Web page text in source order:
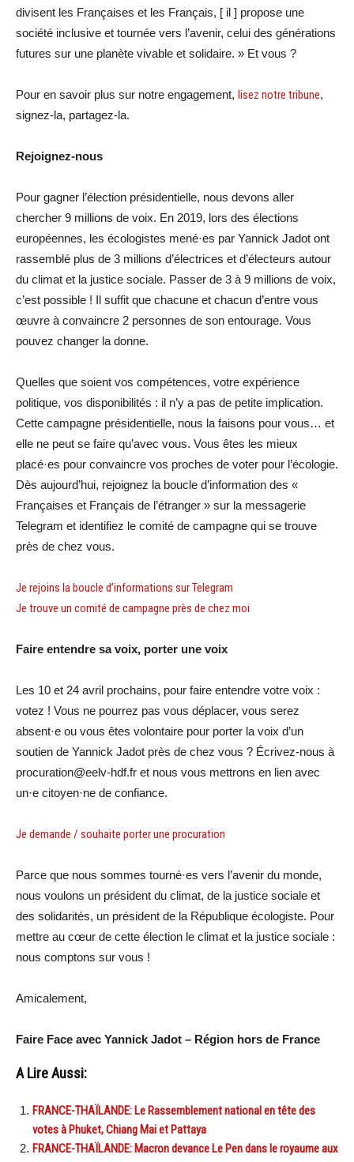
divisent les Françaises et les Français, [ il ] propose une
société inclusive et tournée vers l’avenir, celui des générations
futures sur une planète vivable et solidaire. » Et vous ?
Pour en savoir plus sur notre engagement, lisez notre tribune,
signez-la, partagez-la.
Rejoignez-nous
Pour gagner l’élection présidentielle, nous devons aller
chercher 9 millions de voix. En 2019, lors des élections
européennes, les écologistes mené·es par Yannick Jadot ont
rassemblé plus de 3 millions d’électrices et d’électeurs autour
du climat et la justice sociale. Passer de 3 à 9 millions de voix,
c’est possible ! Il suffit que chacune et chacun d’entre vous
œuvre à convaincre 2 personnes de son entourage. Vous
pouvez changer la donne.
Quelles que soient vos compétences, votre expérience
politique, vos disponibilités : il n’y a pas de petite implication.
Cette campagne présidentielle, nous la faisons pour vous… et
elle ne peut se faire qu’avec vous. Vous êtes les mieux
placé·es pour convaincre vos proches de voter pour l’écologie.
Dès aujourd’hui, rejoignez la boucle d’information des «
Françaises et Français de l’étranger » sur la messagerie
Telegram et identifiez le comité de campagne qui se trouve
près de chez vous.
Je rejoins la boucle d’informations sur Telegram
Je trouve un comité de campagne près de chez moi
Faire entendre sa voix, porter une voix
Les 10 et 24 avril prochains, pour faire entendre votre voix :
votez ! Vous ne pourrez pas vous déplacer, vous serez
absent·e ou vous êtes volontaire pour porter la voix d’un
soutien de Yannick Jadot près de chez vous ? Écrivez-nous à
procuration@eelv-hdf.fr et nous vous mettrons en lien avec
un·e citoyen·ne de confiance.
Je demande / souhaite porter une procuration
Parce que nous sommes tourné·es vers l’avenir du monde,
nous voulons un président du climat, de la justice sociale et
des solidarités, un président de la République écologiste. Pour
mettre au cœur de cette élection le climat et la justice sociale :
nous comptons sur vous !
Amicalement,
Faire Face avec Yannick Jadot – Région hors de France
A Lire Aussi:
FRANCE-THAÏLANDE: Le Rassemblement national en tête des
votes à Phuket, Chiang Mai et Pattaya
FRANCE-THAÏLANDE: Macron devance Le Pen dans le royaume aux